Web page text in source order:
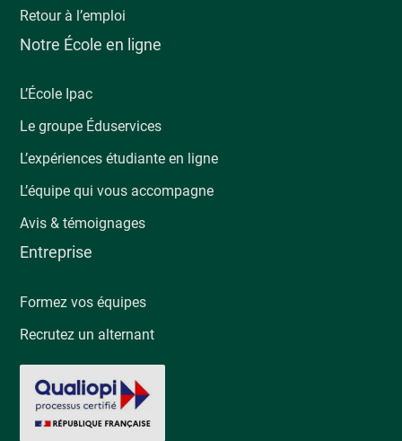
Retour à l’emploi
Notre École en ligne
L’École Ipac
Le groupe Éduservices
L’expériences étudiante en ligne
L’équipe qui vous accompagne
Avis & témoignages
Entreprise
Formez vos équipes
Recrutez un alternant